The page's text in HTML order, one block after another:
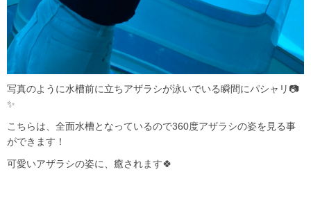
写真のように水槽前に立ちアザラシが泳いでいる瞬間にパシャリ📷
✨
こちらは、全面水槽となっているので360度アザラシの姿を見る事
ができます！
可愛いアザラシの姿に、癒されます🍀